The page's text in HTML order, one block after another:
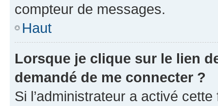
compteur de messages.
Haut
Lorsque je clique sur le lien
demandé de me connecter ?
Si l’administrateur a activé